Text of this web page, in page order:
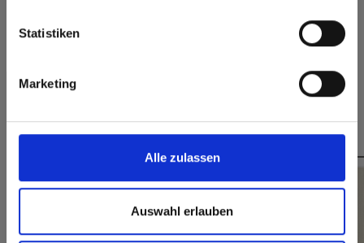
Statistiken
Marketing
Alle zulassen
Auswahl erlauben
Neem contact met ons op!
Dit zou u ook kunnen interesseren: